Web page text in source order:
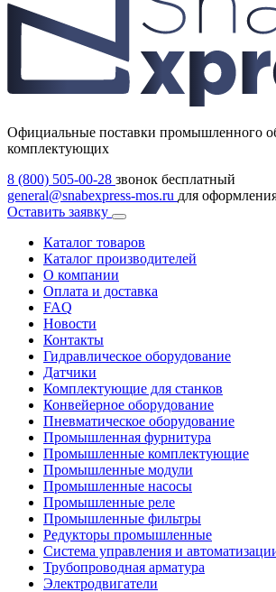
Официальные поставки промышленного
комплектующих
8 (800) 505-00-28 звонок бесплатный
general@snabexpress-mos.ru для
Оставить заявку
Каталог товаров
Каталог производителей
О компании
Оплата и доставка
FAQ
Новости
Контакты
Гидравлическое оборудование
Датчики
Комплектующие для станков
Конвейерное оборудование
Пневматическое оборудование
Промышленная фурнитура
Промышленные комплектующие
Промышленные модули
Промышленные насосы
Промышленные реле
Промышленные фильтры
Редукторы промышленные
Система управления и
Трубопроводная арматура
Электродвигатели